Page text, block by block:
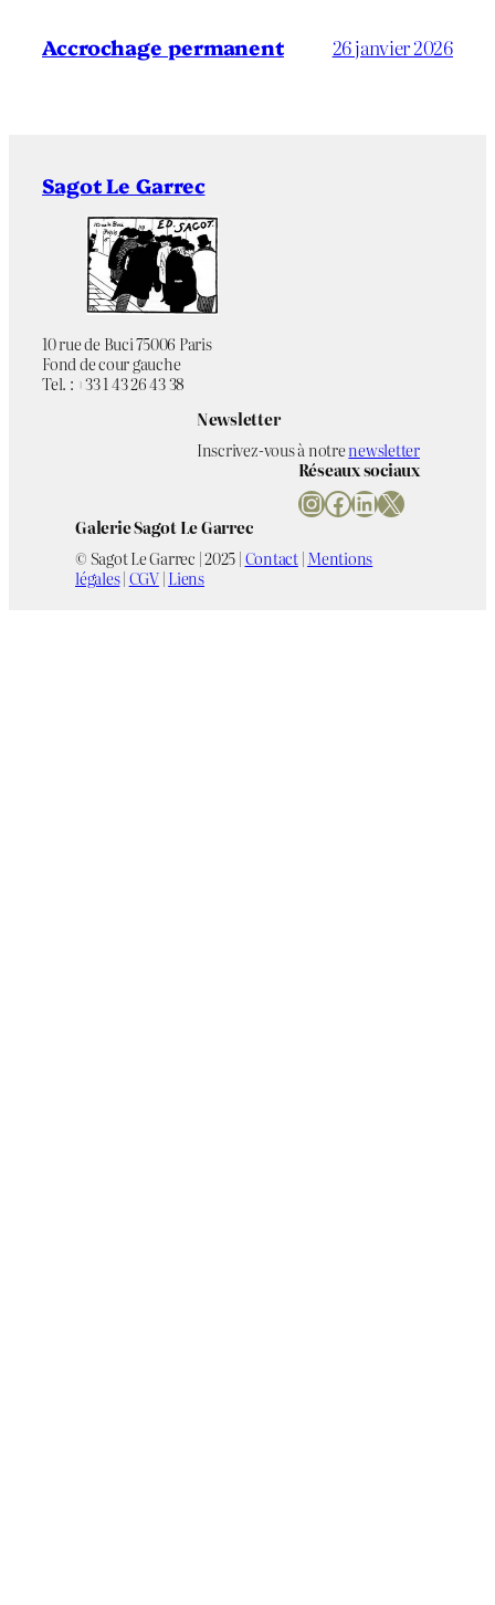
Accrochage permanent 26 janvier 2026
Sagot Le Garrec
10 rue de Buci 75006 Paris
Fond de cour gauche
Tel. : +33 1 43 26 43 38
Newsletter
Inscrivez-vous à notrenewsletter
Réseaux sociaux
InstagramFacebook LinkedIn X
Galerie Sagot Le Garrec
© Sagot Le Garrec | 2025 |Contact|Mentions
légales|CGV|Liens